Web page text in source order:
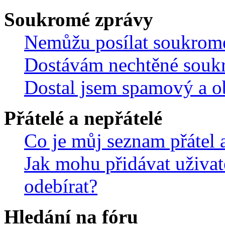
Soukromé zprávy
Nemůžu posílat
Dostávám nechtěné
Dostal jsem spamový a
Přátelé a nepřátelé
Co je můj seznam přátel
Jak mohu přidávat
odebírat?
Hledání na fóru